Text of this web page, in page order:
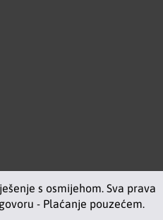
s osmijehom. Sva prava
- Plaćanje pouzećem.